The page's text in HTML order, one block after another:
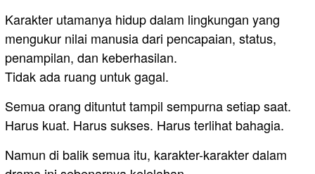
Karakter utamanya hidup dalam lingkungan yang
mengukur nilai manusia dari pencapaian, status,
penampilan, dan keberhasilan.
Tidak ada ruang untuk gagal.
Semua orang dituntut tampil sempurna setiap saat.
Harus kuat. Harus sukses. Harus terlihat bahagia.
Namun di balik semua itu, karakter-karakter dalam